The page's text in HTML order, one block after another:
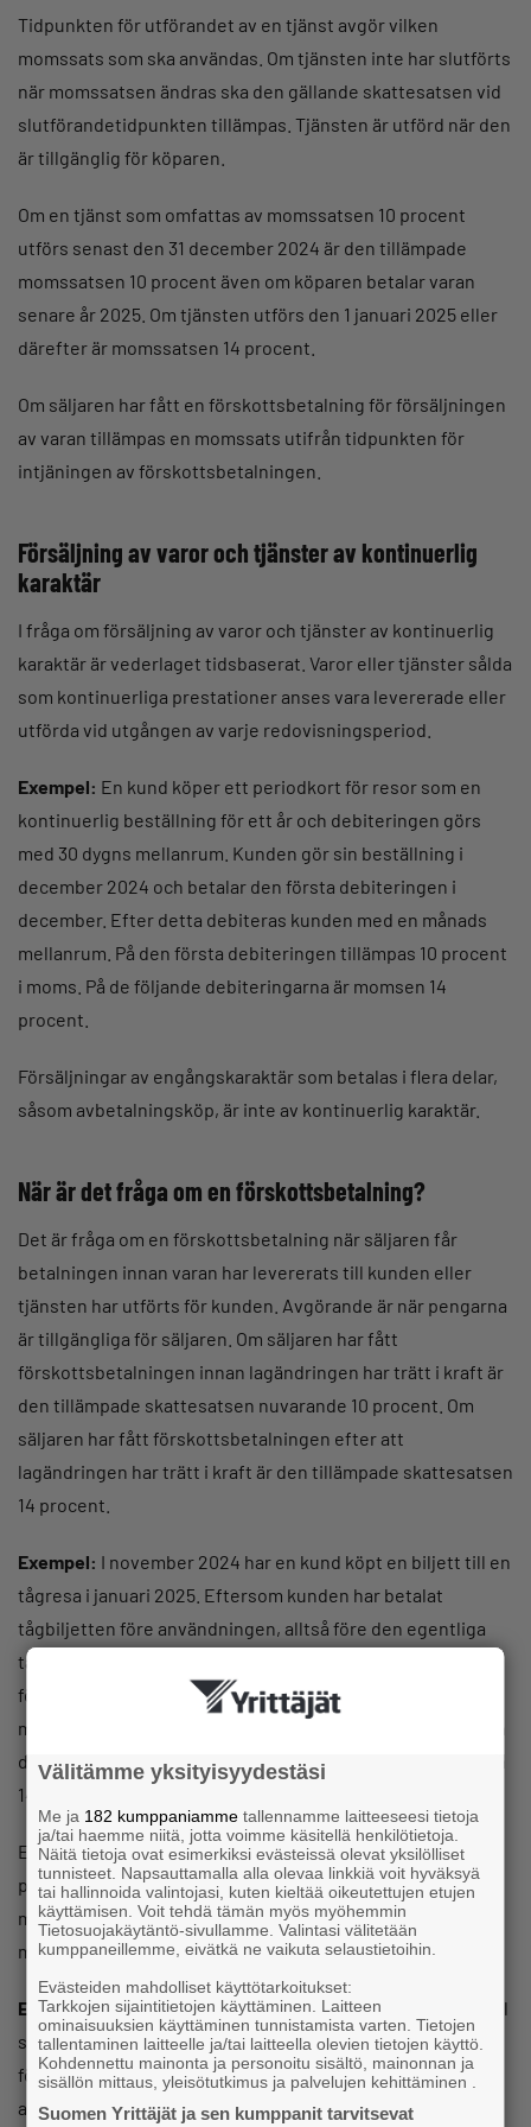
Tidpunkten för utförandet av en tjänst avgör vilken
momssats som ska användas. Om tjänsten inte har slutförts
när momssatsen ändras ska den gällande skattesatsen vid
slutförandetidpunkten tillämpas. Tjänsten är utförd när den
är tillgänglig för köparen.
Om en tjänst som omfattas av momssatsen 10 procent
utförs senast den 31 december 2024 är den tillämpade
momssatsen 10 procent även om köparen betalar varan
senare år 2025. Om tjänsten utförs den 1 januari 2025 eller
därefter är momssatsen 14 procent.
Om säljaren har fått en förskottsbetalning för försäljningen
av varan tillämpas en momssats utifrån tidpunkten för
intjäningen av förskottsbetalningen.
Försäljning av varor och tjänster av kontinuerlig
karaktär
I fråga om försäljning av varor och tjänster av kontinuerlig
karaktär är vederlaget tidsbaserat. Varor eller tjänster sålda
som kontinuerliga prestationer anses vara levererade eller
utförda vid utgången av varje redovisningsperiod.
Exempel: En kund köper ett periodkort för resor som en
kontinuerlig beställning för ett år och debiteringen görs
med 30 dygns mellanrum. Kunden gör sin beställning i
december 2024 och betalar den första debiteringen i
december. Efter detta debiteras kunden med en månads
mellanrum. På den första debiteringen tillämpas 10 procent
i moms. På de följande debiteringarna är momsen 14
procent.
Försäljningar av engångskaraktär som betalas i flera delar,
såsom avbetalningsköp, är inte av kontinuerlig karaktär.
När är det fråga om en förskottsbetalning?
Det är fråga om en förskottsbetalning när säljaren får
betalningen innan varan har levererats till kunden eller
tjänsten har utförts för kunden. Avgörande är när pengarna
är tillgängliga för säljaren. Om säljaren har fått
förskottsbetalningen innan lagändringen har trätt i kraft är
den tillämpade skattesatsen nuvarande 10 procent. Om
säljaren har fått förskottsbetalningen efter att
lagändringen har trätt i kraft är den tillämpade skattesatsen
14 procent.
Exempel: I november 2024 har en kund köpt en biljett till en
tågresa i januari 2025. Eftersom kunden har betalat
tågbiljetten före användningen, alltså före den egentliga
tågresan, är det fråga om en förskottsbetalning. På
förskottsbetalningen tillämpas den nuvarande
momssatsen 10 procent. Om kunden betalar biljetten innan
den används, men efter utgången av året 2024, är momsen
14 procent.
Exempel: Den 30 december 2024 köper en kund ett
periodkort för resor med lokaltrafiken för en period på fyra
månader. Periodkortet debiteras av kunden med
momssatsen 10 procent.
Exempel:I december 2024 köper en kund en seriebiljett till
sex bioföreställningar. På seriebiljetten har filmen och
föreställningen inte specificerats. En enskild seriebiljett
används som ersättning för att få en inträdesbiljett till en
Välitämme yksityisyydestäsi
Me ja 182 kumppaniamme tallennamme laitteeseesi tietoja
ja/tai haemme niitä, jotta voimme käsitellä henkilötietoja.
Näitä tietoja ovat esimerkiksi evästeissä olevat yksilölliset
tunnisteet. Napsauttamalla alla olevaa linkkiä voit hyväksyä
tai hallinnoida valintojasi, kuten kieltää oikeutettujen etujen
käyttämisen. Voit tehdä tämän myös myöhemmin
Tietosuojakäytäntö-sivullamme. Valintasi välitetään
kumppaneillemme, eivätkä ne vaikuta selaustietoihin.
Evästeiden mahdolliset käyttötarkoitukset:
Tarkkojen sijaintitietojen käyttäminen. Laitteen
ominaisuuksien käyttäminen tunnistamista varten. Tietojen
tallentaminen laitteelle ja/tai laitteella olevien tietojen käyttö.
Kohdennettu mainonta ja personoitu sisältö, mainonnan ja
sisällön mittaus, yleisötutkimus ja palvelujen kehittäminen .
Suomen Yrittäjät ja sen kumppanit tarvitsevat